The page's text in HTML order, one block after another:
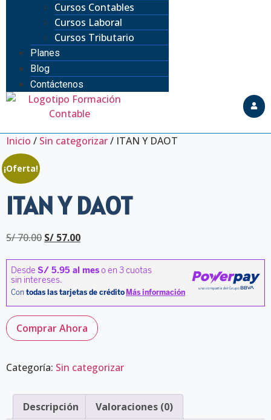
Cursos Contables
Cursos Laboral
Cursos Tributario
Planes
Blog
Contáctenos
Inicio / Sin categorizar/ ITAN Y DAOT
¡Oferta!
ITAN Y DAOT
S/70.00 S/ 57.00
Comprar Ahora
Categoría: Sin categorizar
Descripción Valoraciones (0)